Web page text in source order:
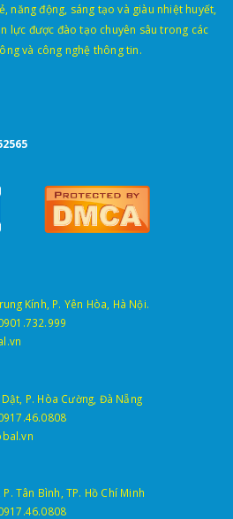
năng động, sáng tạo và giàu nhiệt huyết,
lực được đào tạo chuyên sâu trong các
và công nghệ thông tin.
Kính, P. Yên Hòa, Hà Nội.
P. Hòa Cường, Đà Nẵng
Tân Bình, TP. Hồ Chí Minh